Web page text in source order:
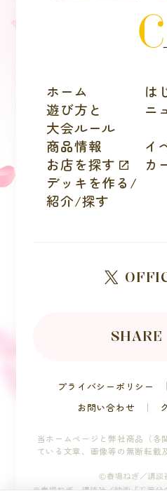
ホーム
は
遊び方と
大会ルール
ニ
商品情報
イ
お店を探す
カ
デッキを作る/
紹介/探す
SHARE
プライバシーポリシー
お問い合わせ
当ホームページと弊社商品（各
ている文章、 画像等の無断転載